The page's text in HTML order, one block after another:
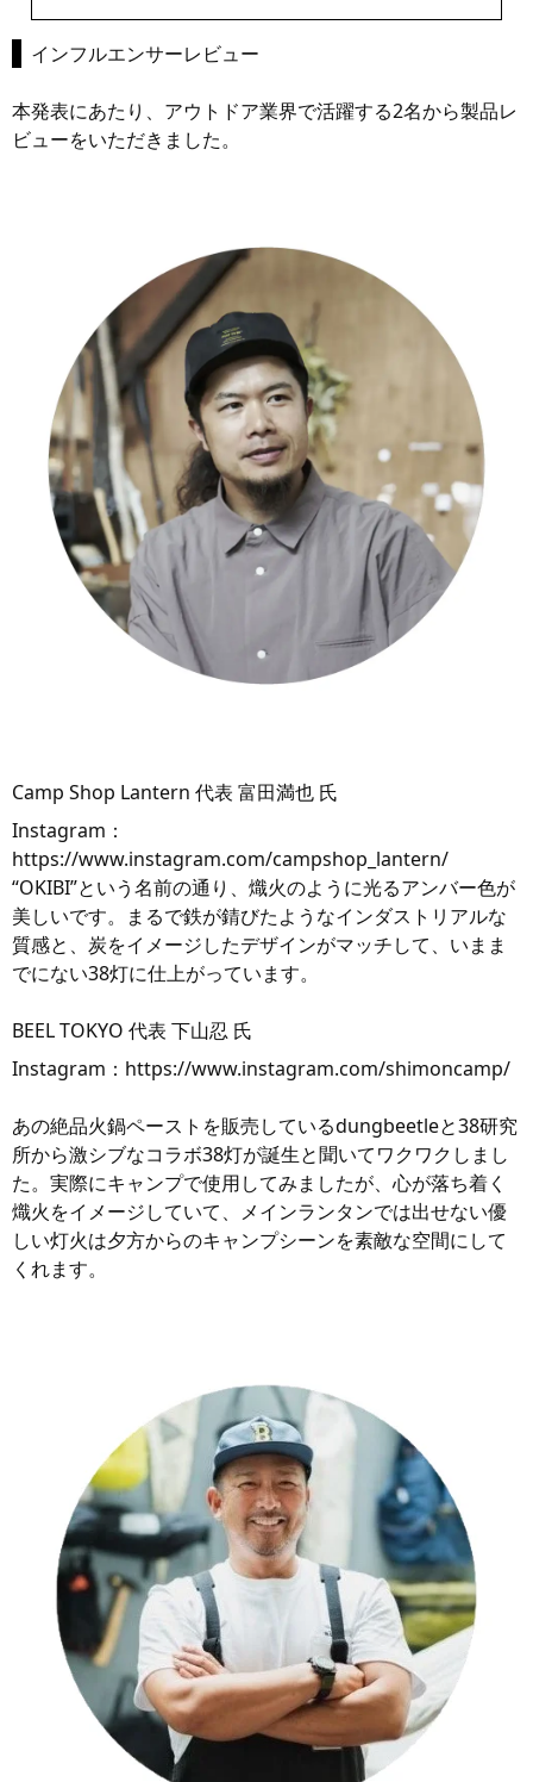
インフルエンサーレビュー
本発表にあたり、アウトドア業界で活躍する2名から製品レ
ビューをいただきました。
Camp Shop Lantern 代表 富田満也 氏
Instagram：
https://www.instagram.com/campshop_lantern/
“OKIBI”という名前の通り、熾火のように光るアンバー色が
美しいです。まるで鉄が錆びたようなインダストリアルな
質感と、炭をイメージしたデザインがマッチして、いまま
でにない38灯に仕上がっています。
BEEL TOKYO 代表 下山忍 氏
Instagram： https://www.instagram.com/shimoncamp/
あの絶品火鍋ペーストを販売しているdungbeetleと38研究
所から激シブなコラボ38灯が誕生と聞いてワクワクしまし
た。実際にキャンプで使用してみましたが、心が落ち着く
熾火をイメージしていて、メインランタンでは出せない優
しい灯火は夕方からのキャンプシーンを素敵な空間にして
くれます。